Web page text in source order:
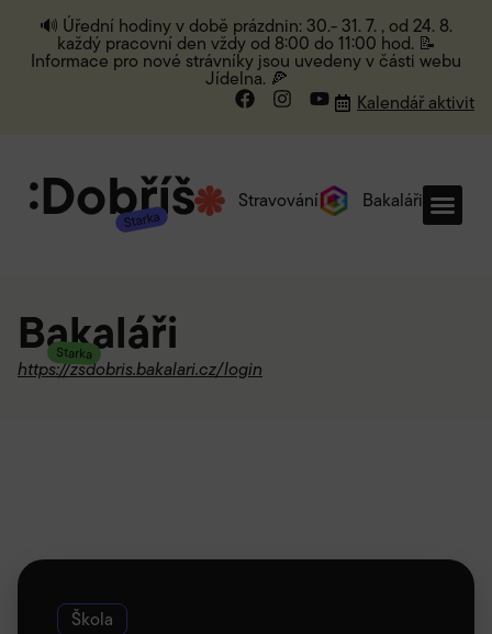
🔊 Úřední hodiny v době prázdnin: 30.- 31. 7. , od 24. 8.
každý pracovní den vždy od 8:00 do 11:00 hod. 📝
Informace pro nové strávníky jsou uvedeny v části webu
Jídelna. 🍕
Kalendář aktivit
Stravování Bakaláři
Bakaláři
Starka
https://zsdobris.bakalari.cz/login
Škola